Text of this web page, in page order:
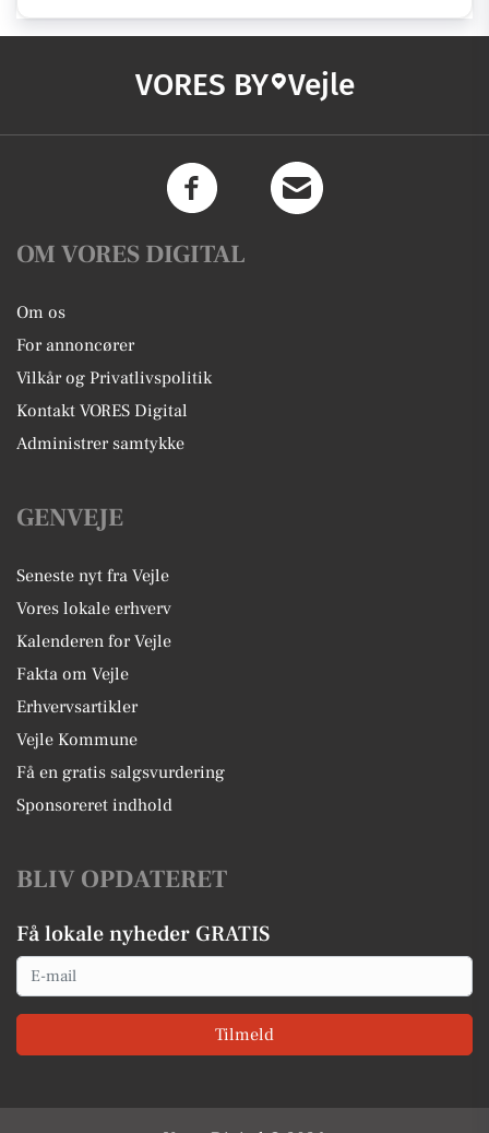
VORES BY Vejle
OM VORES DIGITAL
Om os
For annoncører
Vilkår og Privatlivspolitik
Kontakt VORES Digital
Administrer samtykke
GENVEJE
Seneste nyt fra Vejle
Vores lokale erhverv
Kalenderen for Vejle
Fakta om Vejle
Erhvervsartikler
Vejle Kommune
Få en gratis salgsvurdering
Sponsoreret indhold
BLIV OPDATERET
Få lokale nyheder GRATIS
Email
Tilmeld